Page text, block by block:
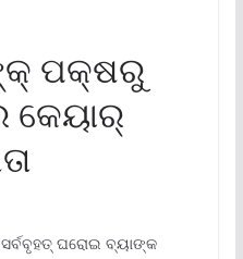
ପକ୍ଷରୁ
କେୟାର୍
ଘରୋଇ ବ୍ୟାଙ୍କ